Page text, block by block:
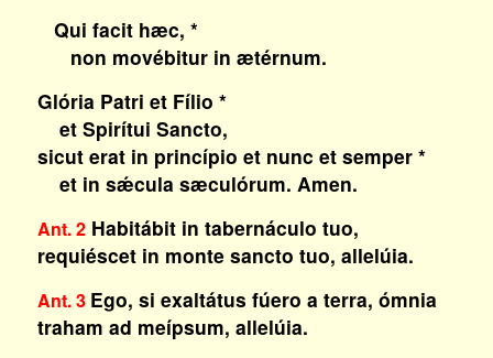
Qui facit hæc, *
non movébitur in ætérnum.
Glória Patri et Fílio *
et Spirítui Sancto,
sicut erat in princípio et nunc et semper *
et in sǽcula sæculórum. Amen.
Ant. 2Habitábit in tabernáculo tuo,
requiéscet in monte sancto tuo, allelúia.
Ant. 3 Ego, si exaltátus fúero a terra, ómnia
traham ad meípsum, allelúia.